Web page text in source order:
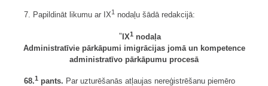
7. Papildināt likumu ar IX1 nodaļu šādā redakcijā:
"IX1 nodaļa
Administratīvie pārkāpumi imigrācijas jomā un kompetence
administratīvo pārkāpumu procesā
68.1 pants. Par uzturēšanās atļaujas nereģistrēšanu piemēro